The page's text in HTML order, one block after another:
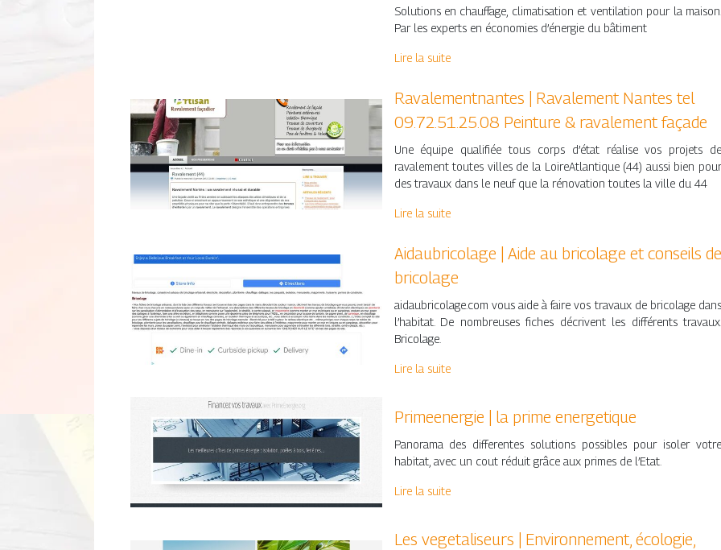
Solutions en chauffage, climatisation et ventilation pour la maison.
Par les experts en économies d’énergie du bâtiment
Lire la suite
Ravale­mentnan­tes | Ravalement Nantes tel
09.72.51.25.08 Peinture & ravalement façade
Une équipe qualifiée tous corps d’état réalise vos projets de
ravalement toutes villes de la LoireAtlantique (44) aussi bien pour
des travaux dans le neuf que la rénovation toutes la ville du 44
Lire la suite
Aidaub­ricola­ge | Aide au bricolage et conseils de
bricolage
aidaubricolage.com vous aide à faire vos travaux de bricolage dans
l’habitat. De nombreuses fiches décrivent les différents travaux.
Bricolage.
Lire la suite
Primee­ner­gie | la prime energetique
Panorama des differentes solutions possibles pour isoler votre
habitat, avec un cout réduit grâce aux primes de l’Etat.
Lire la suite
Les vegetali­seurs | En­viron­ne­ment, écologie,